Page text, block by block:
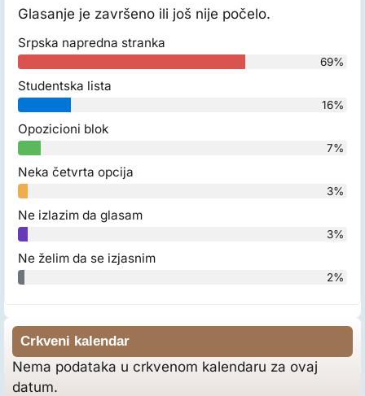
Glasanje je završeno ili još nije počelo.
Srpska napredna stranka
69%
Studentska lista
16%
Opozicioni blok
7%
Neka četvrta opcija
3%
Ne izlazim da glasam
3%
Ne želim da se izjasnim
2%
Crkveni kalendar
Nema podataka u crkvenom kalendaru za ovaj
datum.